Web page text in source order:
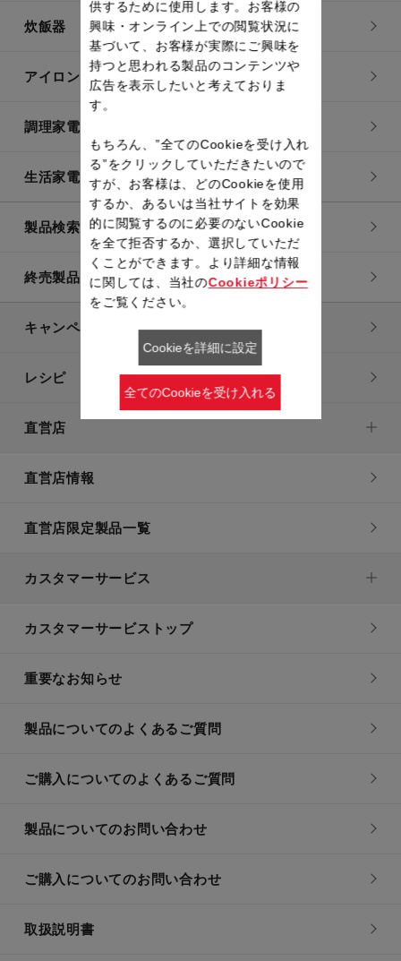
炊飯器
アイロン・衣類スチーマー
調理家電
生活家電
製品検索一覧
終売製品一覧
キャンペーン・特集
レシピ
直営店
直営店情報
直営店限定製品一覧
カスタマーサービス
カスタマーサービストップ
重要なお知らせ
製品についてのよくあるご質問
ご購入についてのよくあるご質問
製品についてのお問い合わせ
ご購入についてのお問い合わせ
取扱説明書
供するために使用します。お客様の
興味・オンライン上での閲覧状況に
基づいて、お客様が実際にご興味を
持つと思われる製品のコンテンツや
広告を表示したいと考えておりま
す。
もちろん、”全てのCookieを受け入れ
る”をクリックしていただきたいので
すが、お客様は、どのCookieを使用
するか、あるいは当社サイトを効果
的に閲覧するのに必要のないCookie
を全て拒否するか、選択していただ
くことができます。より詳細な情報
に関しては、当社のCookieポリシー
をご覧ください。
Cookieを詳細に設定
全てのCookieを受け入れる